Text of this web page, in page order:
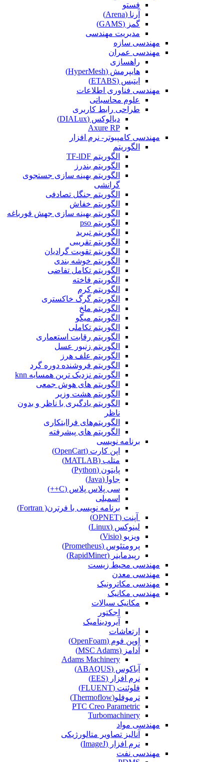
فستو
آرنا (Arena)
گمز (GAMS)
مدیریت مهندسی
مهندسی سازه
مهندسی عمران‌
راهسازی
هایپرمش (HyperMesh)
ایتبس (ETABS)
مهندسی فناوری اطلاعات
علوم محاسباتی
طراحی رابط کاربری
دیالوکس (DIALux)
Axure RP
مهندسی کامپیوتر- نرم افزار
الگوریتم
الگوریتم TF-lDF
الگوریتم بندرز
الگوریتم بهینه سازی جستجوی
گرانشی
الگوریتم جنگل تصادفی
الگوریتم خفاش
الگوریتم بهینه سازی جهش قورباغه
الگوریتم pso
الگوریتم تبرید
الگوریتم تقریبی
الگوریتم تقویت گرادیان
الگوریتم خوشه بندی
الگوریتم تکامل تفاضی
الگوریتم فاخته
الگوریتم کرم
الگوریتم گرگ خاکستری
الگوریتم ملخ
الگوریتم میگو
الگوریتم تکاملی
الگوریتم رقابت استعماری
الگوریتم زنبور عسل
الگوریتم علف هرز
الگوریتم فروشنده دوره گرد
الگوریتم نزدیک ترین همسایه knn
الگوریتم های هوش جمعی
الگوریتم هشت وزیر
الگوریتم یادگیری با ناظر و بدون
ناظر
الگوریتم‌های فراابتکاری
الگوریتم های پیشرفته
برنامه نویسی
اپن کارت (OpenCart)
متلب (MATLAB)
پایتون (Python)
جاوا (Java)
سی پلاس پلاس (C++)
اسمبلی
برنامه نویسی با فرترن( Fortran)
آپنت (OPNET)
لینوکس (Linux)
ویزیو (Visio)
پرومتئوس (Prometheus)
رپیدماینر (RapidMiner)
مهندسی محیط زیست
مهندسی معدن
مهندسی مکاترونیک
مهندسی مکانیک
مکانیک سیالات
اجکتور
آیرودینامیک
ارتعاشات
اوپن فوم (OpenFoam)
آدامز (MSC Adams)
Adams Machinery
آباکوس (ABAQUS)
نرم افزار (EES)
فلوئنت (FLUENT)
ترموفلو(Thermoflow)
PTC Creo Parametric
Turbomachinery
مهندسی مواد
آنالیز تصاویر متالورژیکی
نرم افزار (ImageJ)
مهندسی نفت